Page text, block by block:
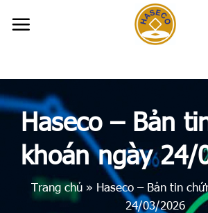
Haseco – Bản
khoán ngày 24/
Trang chủ » Haseco – Bản tin
24/03/2026